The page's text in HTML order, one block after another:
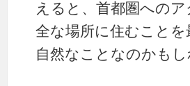
えると、首都圏への
全な場所に住むこと
自然なことなのかもし